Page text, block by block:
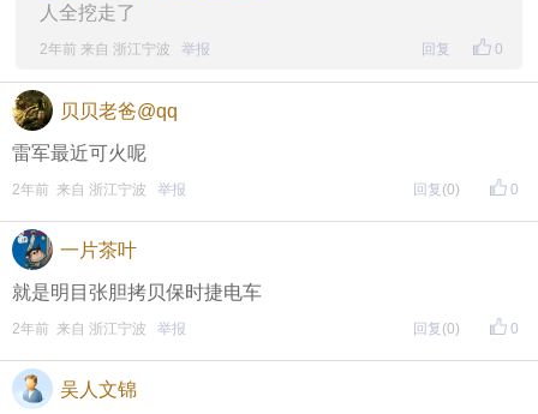
人全挖走了
0
2年前 来自 浙江宁波 举报 回复
贝贝老爸@qq
雷军最近可火呢
0
2年前 来自 浙江宁波 举报 回复 (0)
一片茶叶
就是明目张胆拷贝保时捷电车
0
2年前 来自 浙江宁波 举报 回复 (0)
吴人文锦